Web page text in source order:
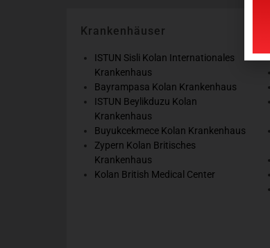
Krankenhäuser
ISTUN Sisli Kolan Internationales
Krankenhaus
Bayrampasa Kolan Krankenhaus
ISTUN Beylikduzu Kolan
Krankenhaus
Buyukcekmece Kolan Krankenhaus
Zypern Kolan Britisches
Krankenhaus
Kolan British Medical Center